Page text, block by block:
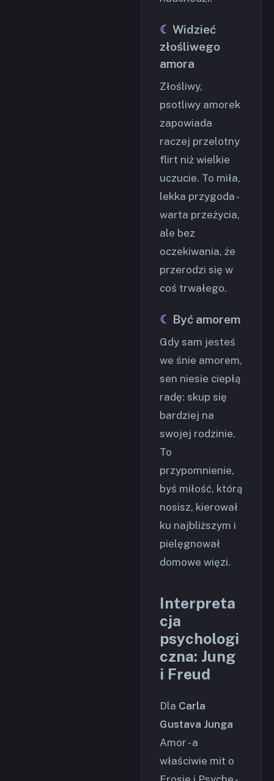
Widzieć
złośliwego
amora
Złośliwy,
psotliwy amorek
zapowiada
raczej przelotny
flirt niż wielkie
uczucie. To miła,
lekka przygoda -
warta przeżycia,
ale bez
oczekiwania, że
przerodzi się w
coś trwałego.
Być amorem
Gdy sam jesteś
we śnie amorem,
sen niesie ciepłą
radę: skup się
bardziej na
swojej rodzinie.
To
przypomnienie,
byś miłość, którą
nosisz, kierował
ku najbliższym i
pielęgnował
domowe więzi.
Interpreta
cja
psychologi
czna: Jung
i Freud
Dla Carla
Gustava Junga
Amor - a
właściwie mit o